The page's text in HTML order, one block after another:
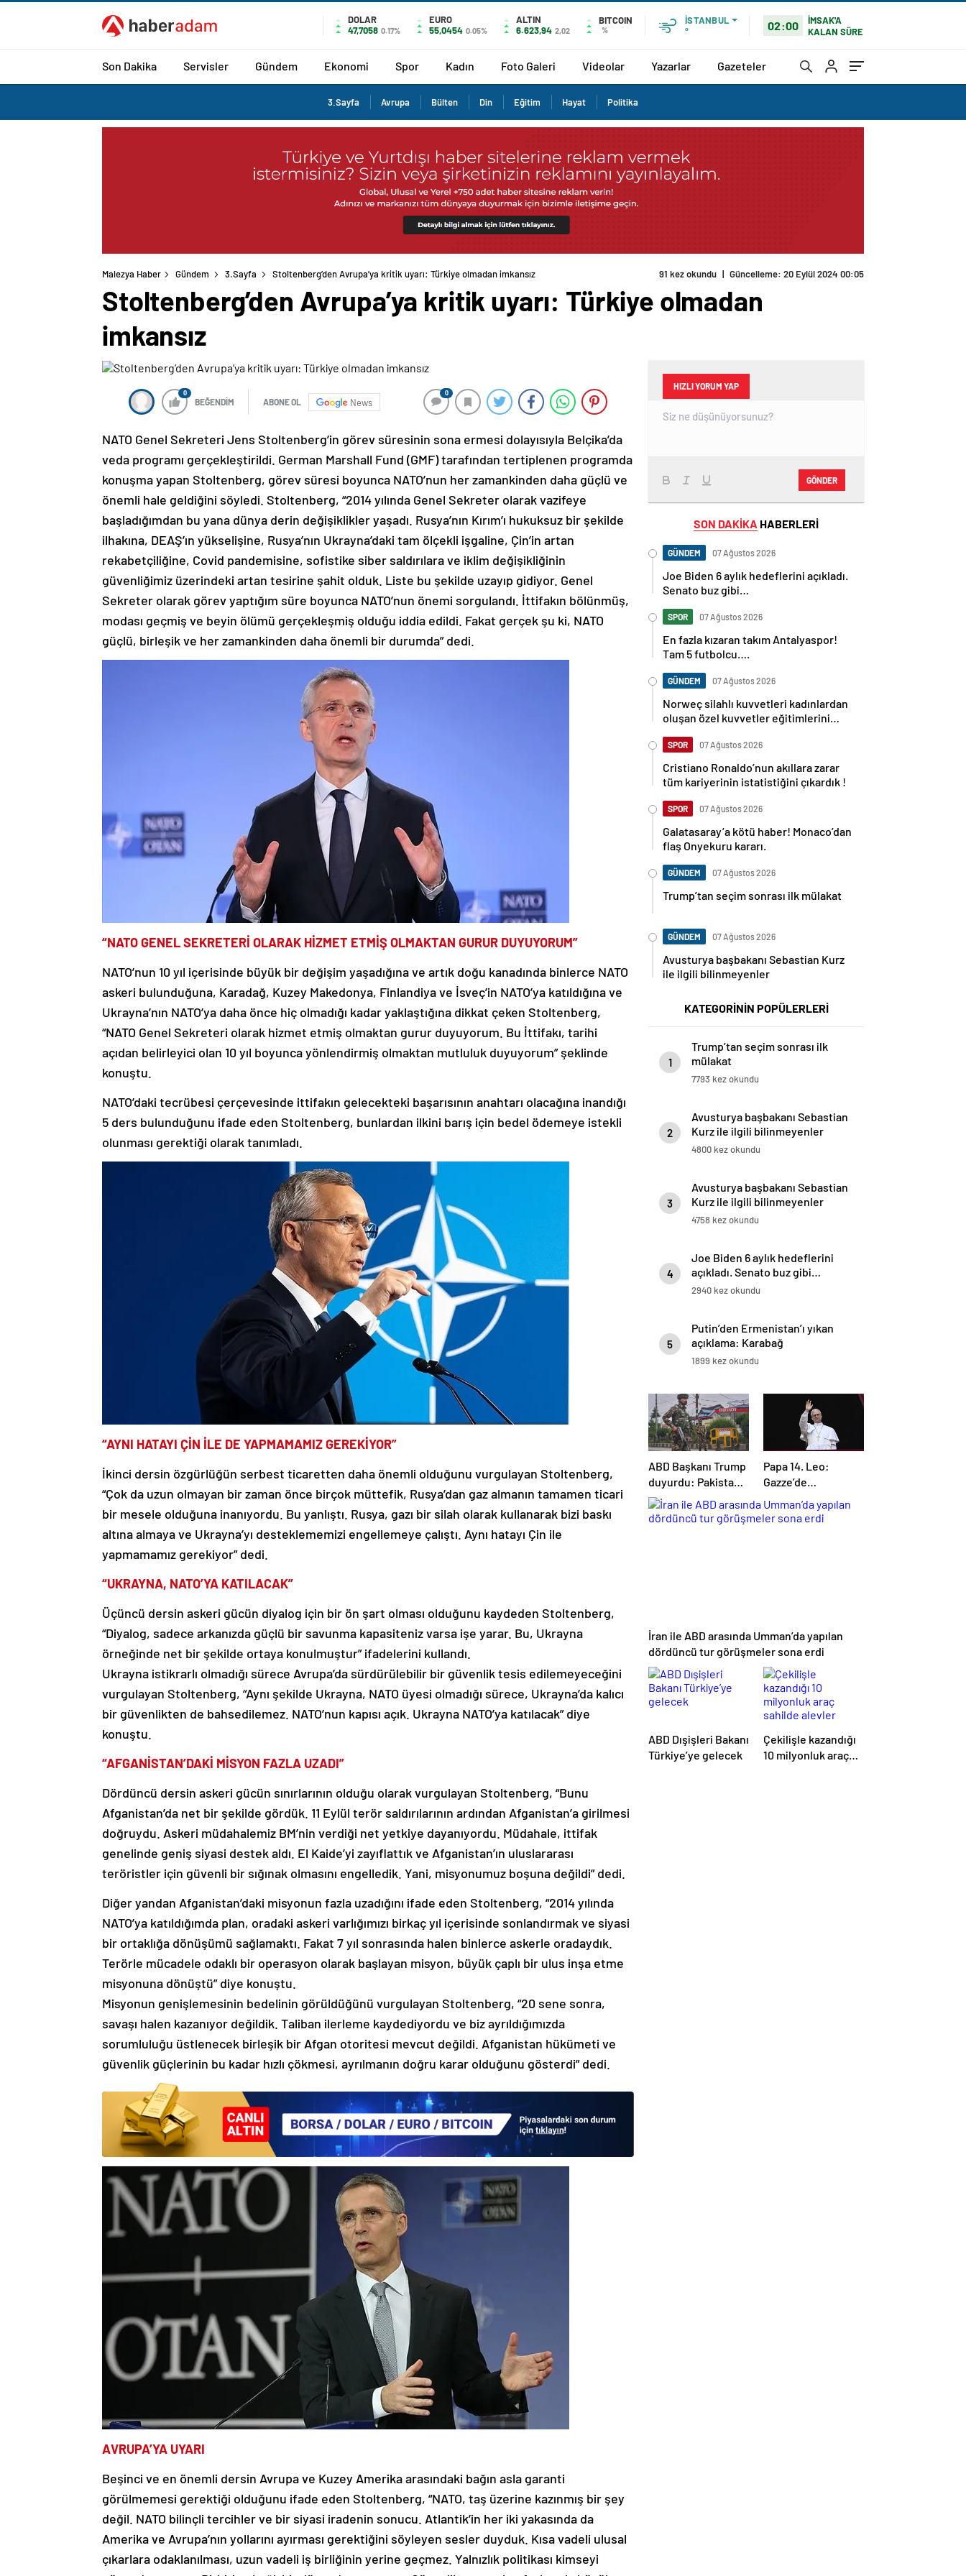
DOLAR
47,7058 0.17%
EURO
55,0454 0.05%
ALTIN
6.623,94 2,02
BITCOIN
%
İSTANBUL
°
02:00
İMSAK'A
KALAN SÜRE
Son Dakika Servisler Gündem Ekonomi Spor Kadın Foto Galeri Videolar Yazarlar Gazeteler
3.Sayfa Avrupa Bülten Din Eğitim Hayat Politika
Malezya Haber Gündem 3.Sayfa Stoltenberg’den Avrupa’ya kritik uyarı: Türkiye olmadan imkansız 91 kez okundu | Güncelleme: 20 Eylül 2024 00:05
Stoltenberg’den Avrupa’ya kritik uyarı: Türkiye olmadan
imkansız
0
BEĞENDİM ABONE OL News
0
NATO Genel Sekreteri Jens Stoltenberg’in görev süresinin sona ermesi dolayısıyla Belçika’da
veda programı gerçekleştirildi. German Marshall Fund (GMF) tarafından tertiplenen programda
konuşma yapan Stoltenberg, görev süresi boyunca NATO’nun her zamankinden daha güçlü ve
önemli hale geldiğini söyledi. Stoltenberg, “2014 yılında Genel Sekreter olarak vazifeye
başladığımdan bu yana dünya derin değişiklikler yaşadı. Rusya’nın Kırım’ı hukuksuz bir şekilde
ilhakına, DEAŞ’ın yükselişine, Rusya’nın Ukrayna’daki tam ölçekli işgaline, Çin’in artan
rekabetçiliğine, Covid pandemisine, sofistike siber saldırılara ve iklim değişikliğinin
güvenliğimiz üzerindeki artan tesirine şahit olduk. Liste bu şekilde uzayıp gidiyor. Genel
Sekreter olarak görev yaptığım süre boyunca NATO’nun önemi sorgulandı. İttifakın bölünmüş,
modası geçmiş ve beyin ölümü gerçekleşmiş olduğu iddia edildi. Fakat gerçek şu ki, NATO
güçlü, birleşik ve her zamankinden daha önemli bir durumda” dedi.
“NATO GENEL SEKRETERİ OLARAK HİZMET ETMİŞ OLMAKTAN GURUR DUYUYORUM”
NATO’nun 10 yıl içerisinde büyük bir değişim yaşadığına ve artık doğu kanadında binlerce NATO
askeri bulunduğuna, Karadağ, Kuzey Makedonya, Finlandiya ve İsveç’in NATO’ya katıldığına ve
Ukrayna’nın NATO’ya daha önce hiç olmadığı kadar yaklaştığına dikkat çeken Stoltenberg,
“NATO Genel Sekreteri olarak hizmet etmiş olmaktan gurur duyuyorum. Bu İttifakı, tarihi
açıdan belirleyici olan 10 yıl boyunca yönlendirmiş olmaktan mutluluk duyuyorum” şeklinde
konuştu.
NATO’daki tecrübesi çerçevesinde ittifakın gelecekteki başarısının anahtarı olacağına inandığı
5 ders bulunduğunu ifade eden Stoltenberg, bunlardan ilkini barış için bedel ödemeye istekli
olunması gerektiği olarak tanımladı.
“AYNI HATAYI ÇİN İLE DE YAPMAMAMIZ GEREKİYOR”
İkinci dersin özgürlüğün serbest ticaretten daha önemli olduğunu vurgulayan Stoltenberg,
“Çok da uzun olmayan bir zaman önce birçok müttefik, Rusya’dan gaz almanın tamamen ticari
bir mesele olduğuna inanıyordu. Bu yanlıştı. Rusya, gazı bir silah olarak kullanarak bizi baskı
altına almaya ve Ukrayna’yı desteklememizi engellemeye çalıştı. Aynı hatayı Çin ile
yapmamamız gerekiyor” dedi.
“UKRAYNA, NATO’YA KATILACAK”
Üçüncü dersin askeri gücün diyalog için bir ön şart olması olduğunu kaydeden Stoltenberg,
“Diyalog, sadece arkanızda güçlü bir savunma kapasiteniz varsa işe yarar. Bu, Ukrayna
örneğinde net bir şekilde ortaya konulmuştur” ifadelerini kullandı.
Ukrayna istikrarlı olmadığı sürece Avrupa’da sürdürülebilir bir güvenlik tesis edilemeyeceğini
vurgulayan Stoltenberg, “Aynı şekilde Ukrayna, NATO üyesi olmadığı sürece, Ukrayna’da kalıcı
bir güvenlikten de bahsedilemez. NATO’nun kapısı açık. Ukrayna NATO’ya katılacak” diye
konuştu.
“AFGANİSTAN’DAKİ MİSYON FAZLA UZADI”
Dördüncü dersin askeri gücün sınırlarının olduğu olarak vurgulayan Stoltenberg, “Bunu
Afganistan’da net bir şekilde gördük. 11 Eylül terör saldırılarının ardından Afganistan’a girilmesi
doğruydu. Askeri müdahalemiz BM’nin verdiği net yetkiye dayanıyordu. Müdahale, ittifak
genelinde geniş siyasi destek aldı. El Kaide’yi zayıflattık ve Afganistan’ın uluslararası
teröristler için güvenli bir sığınak olmasını engelledik. Yani, misyonumuz boşuna değildi” dedi.
Diğer yandan Afganistan’daki misyonun fazla uzadığını ifade eden Stoltenberg, “2014 yılında
NATO’ya katıldığımda plan, oradaki askeri varlığımızı birkaç yıl içerisinde sonlandırmak ve siyasi
bir ortaklığa dönüşümü sağlamaktı. Fakat 7 yıl sonrasında halen binlerce askerle oradaydık.
Terörle mücadele odaklı bir operasyon olarak başlayan misyon, büyük çaplı bir ulus inşa etme
misyonuna dönüştü” diye konuştu.
Misyonun genişlemesinin bedelinin görüldüğünü vurgulayan Stoltenberg, “20 sene sonra,
savaşı halen kazanıyor değildik. Taliban ilerleme kaydediyordu ve biz ayrıldığımızda
sorumluluğu üstlenecek birleşik bir Afgan otoritesi mevcut değildi. Afganistan hükümeti ve
güvenlik güçlerinin bu kadar hızlı çökmesi, ayrılmanın doğru karar olduğunu gösterdi” dedi.
AVRUPA’YA UYARI
Beşinci ve en önemli dersin Avrupa ve Kuzey Amerika arasındaki bağın asla garanti
görülmemesi gerektiği olduğunu ifade eden Stoltenberg, “NATO, taş üzerine kazınmış bir şey
değil. NATO bilinçli tercihler ve bir siyasi iradenin sonucu. Atlantik’in her iki yakasında da
Amerika ve Avrupa’nın yollarını ayırması gerektiğini söyleyen sesler duyduk. Kısa vadeli ulusal
çıkarlara odaklanılması, uzun vadeli iş birliğinin yerine geçmez. Yalnızlık politikası kimseyi
HIZLI YORUM YAP
GÖNDER
SON DAKİKA HABERLERİ
GÜNDEM 07 Ağustos 2026
Joe Biden 6 aylık hedeflerini açıkladı.
Senato buz gibi…
SPOR 07 Ağustos 2026
En fazla kızaran takım Antalyaspor!
Tam 5 futbolcu….
GÜNDEM 07 Ağustos 2026
Norweç silahlı kuvvetleri kadınlardan
oluşan özel kuvvetler eğitimlerini
SPOR 07 Ağustos 2026
Cristiano Ronaldo’nun akıllara zarar
tüm kariyerinin istatistiğini çıkardık !
SPOR 07 Ağustos 2026
Galatasaray’a kötü haber! Monaco’dan
flaş Onyekuru kararı.
GÜNDEM 07 Ağustos 2026
Trump’tan seçim sonrası ilk mülakat
GÜNDEM 07 Ağustos 2026
Avusturya başbakanı Sebastian Kurz
ile ilgili bilinmeyenler
KATEGORİNİN POPÜLERLERİ
1
Trump’tan seçim sonrası ilk
mülakat
7793 kez okundu
2
Avusturya başbakanı Sebastian
Kurz ile ilgili bilinmeyenler
4800 kez okundu
3
Avusturya başbakanı Sebastian
Kurz ile ilgili bilinmeyenler
4758 kez okundu
4
Joe Biden 6 aylık hedeflerini
açıkladı. Senato buz gibi…
2940 kez okundu
5
Putin’den Ermenistan’ı yıkan
açıklama: Karabağ
Azerbaycan’ın ayrılmaz bir
1899 kez okundu
ABD Başkanı Trump
duyurdu: Pakistan
ve Hindistan
arasında ateşkes
Papa 14. Leo:
Gazze’de
yaşananlardan
dolayı derin bir
İran ile ABD arasında Umman’da yapılan
dördüncü tur görüşmeler sona erdi
ABD Dışişleri Bakanı
Türkiye’ye gelecek
Çekilişle kazandığı
10 milyonluk araç